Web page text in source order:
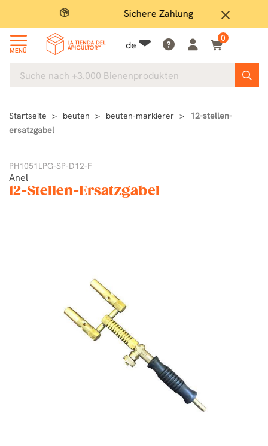
close
Sichere Zahlung
MENÜ de
0
Startseite beuten beuten-markierer
12-stellen-
ersatzgabel
PH1051LPG-SP-D12-F
Anel
12-Stellen-Ersatzgabel